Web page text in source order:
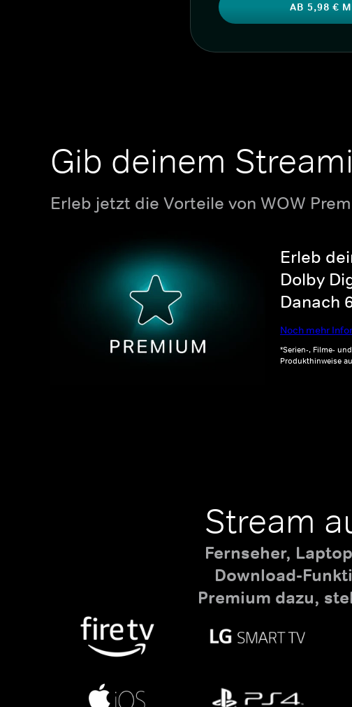
AB 5,98 €
Gib deinem
Erleb jetzt die Vorteile von WOW
Erleb
Dolby
Danach
Noch mehr
*Serien-, Filme-
Produkthinweise
Stream
Fernseher,
Download-
Premium dazu,